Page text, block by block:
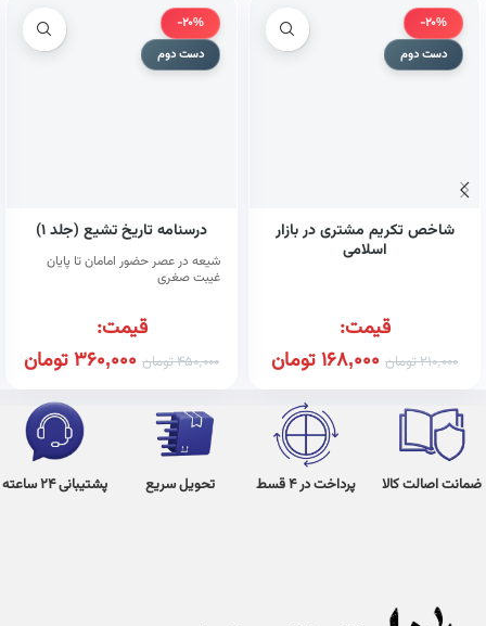
-20%
دست دوم
شاخص تکریم مشتری در بازار
اسلامی
قیمت:
210,000تومان 168,000تومان
-20%
دست دوم
درسنامه تاریخ تشیع (جلد ۱)
شیعه در عصر حضور امامان تا پایان
غیبت صغری
قیمت:
450,000تومان 360,000تومان
ضمانت اصالت کالا پرداخت در 4 قسط تحویل سریع پشتیبانی 24 ساعته